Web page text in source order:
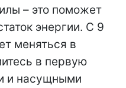
– это поможет
энергии. С 9
меняться в
в первую
и насущными